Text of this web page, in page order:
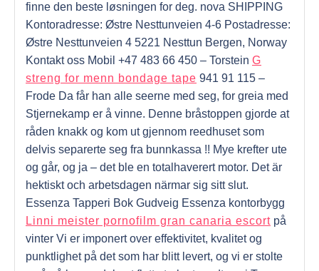
finne den beste løsningen for deg. nova SHIPPING
Kontoradresse: Østre Nesttunveien 4-6 Postadresse:
Østre Nesttunveien 4 5221 Nesttun Bergen, Norway
Kontakt oss Mobil +47 483 66 450 – Torstein G
streng for menn bondage tape 941 91 115 –
Frode Da får han alle seerne med seg, for greia med
Stjernekamp er å vinne. Denne bråstoppen gjorde at
råden knakk og kom ut gjennom reedhuset som
delvis separerte seg fra bunnkassa !! Mye krefter ute
og går, og ja – det ble en totalhaverert motor. Det är
hektiskt och arbetsdagen närmar sig sitt slut.
Essenza Tapperi Bok Gudveig Essenza kontorbygg
Linni meister pornofilm gran canaria escort på
vinter Vi er imponert over effektivitet, kvalitet og
punktlighet på det som har blitt levert, og vi er stolte